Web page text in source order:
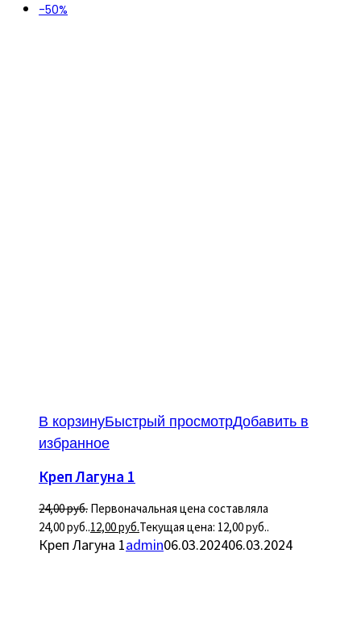
-50%
В корзинуБыстрый просмотрДобавить в
избранное
Креп Лагуна 1
24,00руб. Первоначальная цена составляла
24,00 руб..12,00руб.Текущая цена: 12,00 руб..
Креп Лагуна 1admin06.03.202406.03.2024